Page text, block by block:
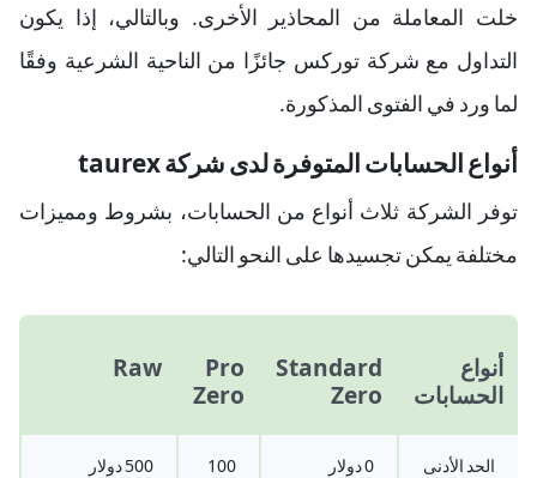
خلت المعاملة من المحاذير الأخرى. وبالتالي، إذا يكون
التداول مع شركة توركس جائزًا من الناحية الشرعية وفقًا
لما ورد في الفتوى المذكورة.
أنواع الحسابات المتوفرة لدى شركة taurex
توفر الشركة ثلاث أنواع من الحسابات، بشروط ومميزات
مختلفة يمكن تجسيدها على النحو التالي:
أنواع
الحسابات
Standard
Zero
Pro
Zero
Raw
الحد الأدنى
0 دولار
100
500 دولار